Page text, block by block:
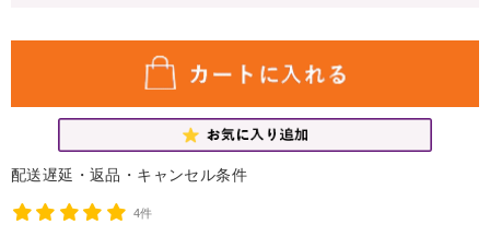
することをおすすめいたします。
天候・気温などを確認させて頂き、こちらから配送の時期
をご相談をさせて頂く場合もございますので予めご了承く
ご心配な方は事前にご相談ください。
TEL:048-685-2211(平日9-17時)
配送遅延・返品・キャンセル条件
4件